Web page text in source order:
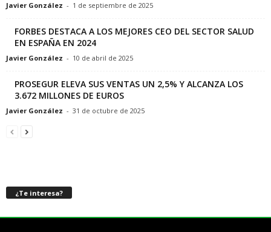
Javier González - 1 de septiembre de 2025
FORBES DESTACA A LOS MEJORES CEO DEL SECTOR SALUD
EN ESPAÑA EN 2024
Javier González - 10 de abril de 2025
PROSEGUR ELEVA SUS VENTAS UN 2,5% Y ALCANZA LOS
3.672 MILLONES DE EUROS
Javier González - 31 de octubre de 2025
¿Te interesa?